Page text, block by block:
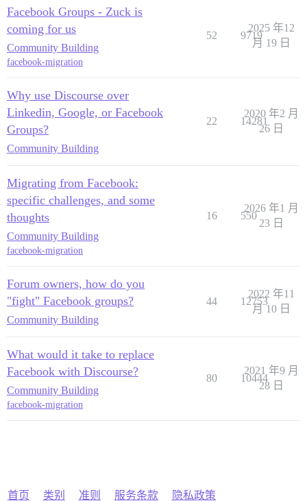
Facebook Groups - Zuck is
coming for us
Community Building
facebook-migration
52 9719
2025 年12
月 19 日
Why use Discourse over
Linkedin, Google, or Facebook
Groups?
Community Building
22 14281
2020 年2 月
26 日
Migrating from Facebook:
specific challenges, and some
thoughts
Community Building
facebook-migration
16 550
2026 年1 月
23 日
Forum owners, how do you
"fight" Facebook groups?
Community Building
44 12753
2022 年11
月 10 日
What would it take to replace
Facebook with Discourse?
Community Building
facebook-migration
80 10444
2021 年9 月
28 日
首页 类别 准则 服务条款 隐私政策